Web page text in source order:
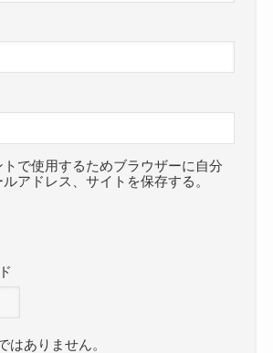
トで使用するためブラウザーに自分
アドレス、サイトを保存する。
はありません。